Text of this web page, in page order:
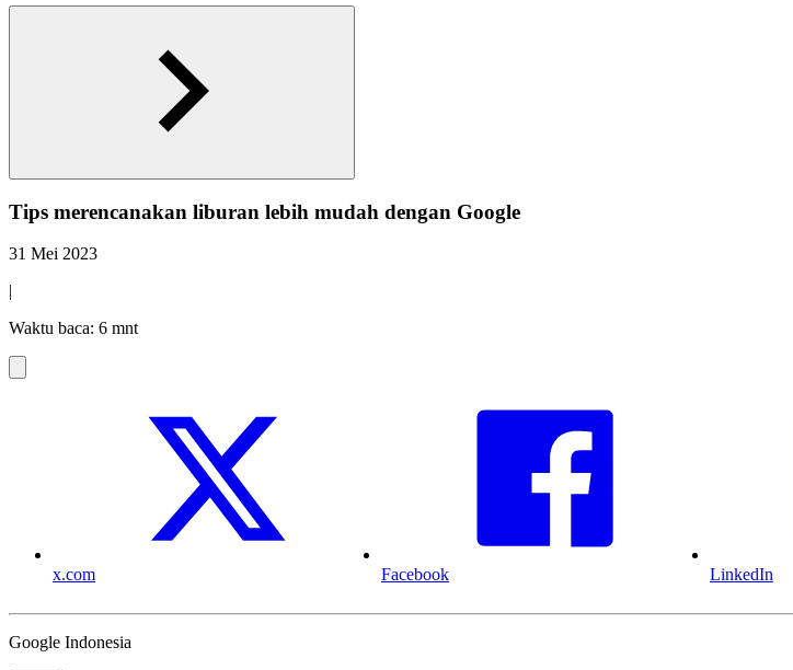
Tips merencanakan liburan lebih mudah dengan Google
31 Mei 2023
|
Waktu baca: 6 mnt
x.com Facebook LinkedIn
Google Indonesia